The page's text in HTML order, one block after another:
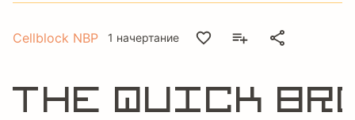
Cellblock NBP 1 начертание
The quick